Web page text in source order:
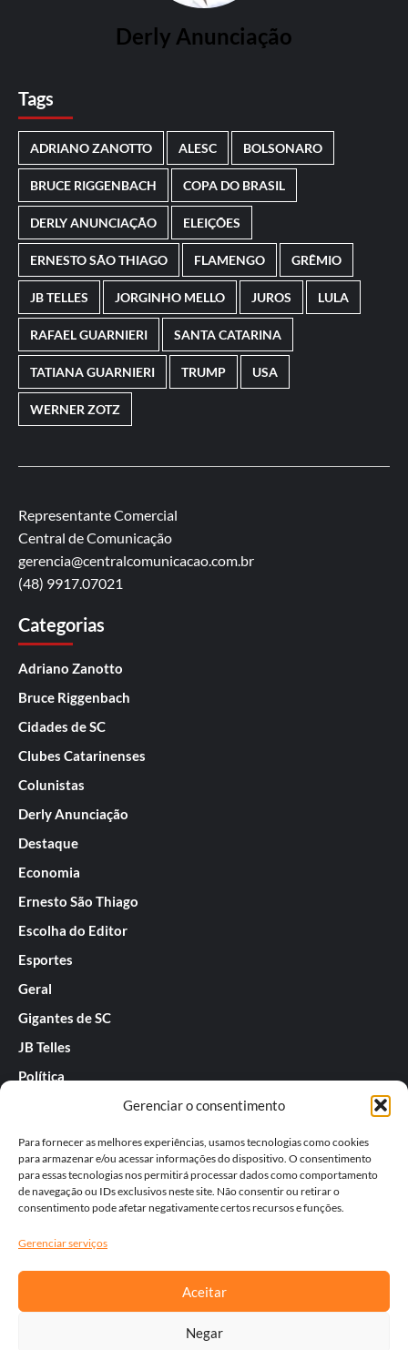
Gerenciar o consentimento
Para fornecer as melhores experiências, usamos tecnologias como cookies
para armazenar e/ou acessar informações do dispositivo. O consentimento
para essas tecnologias nos permitirá processar dados como comportamento
de navegação ou IDs exclusivos neste site. Não consentir ou retirar o
consentimento pode afetar negativamente certos recursos e funções.
Gerenciar serviços
Aceitar
Negar
Derly Anunciação
Tags
ADRIANO ZANOTTO ALESC BOLSONARO
BRUCE RIGGENBACH COPA DO BRASIL
DERLY ANUNCIAÇÃO ELEIÇÕES
ERNESTO SÃO THIAGO FLAMENGO GRÊMIO
JB TELLES JORGINHO MELLO JUROS LULA
RAFAEL GUARNIERI SANTA CATARINA
TATIANA GUARNIERI TRUMP USA
WERNER ZOTZ
Representante Comercial
Central de Comunicação
gerencia@centralcomunicacao.com.br
(48) 9917.07021
Categorias
Adriano Zanotto
Bruce Riggenbach
Cidades de SC
Clubes Catarinenses
Colunistas
Derly Anunciação
Destaque
Economia
Ernesto São Thiago
Escolha do Editor
Esportes
Geral
Gigantes de SC
JB Telles
Política
Rafael Guarnieri
Séries
Tatiana
Werner Zotz